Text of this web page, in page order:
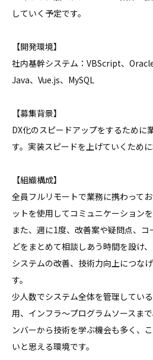
していく予定です。
【開発環境】
社内基幹システム：VBScript、
Java、Vue.js、MySQL
【募集背景】
DX化のスピードアップをするために
す。実装スピードを上げていくために
【組織構成】
全員フルリモートで業務に携わって
ットを使用してコミュニケーションを
また、週に1度、改善案や疑問点、
どをまとめて相談しあう時間を設け
システムの改善、技術力向上につな
す。
少人数でシステム全体を管理してい
用、インフラ〜プログラムソースま
ンバーから技術を学ぶ機会も多く、
いと思える環境です。